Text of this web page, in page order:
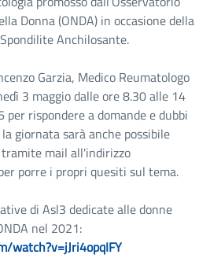
Donna (ONDA) in occasione della
Anchilosante.
Garzia, Medico Reumatologo
3 maggio dalle ore 8.30 alle 14
rispondere a domande e dubbi
giornata sarà anche possibile
mail all'indirizzo
porre i propri quesiti sul tema.
di Asl3 dedicate alle donne
nel 2021:
watch?v=jJri4opqIFY